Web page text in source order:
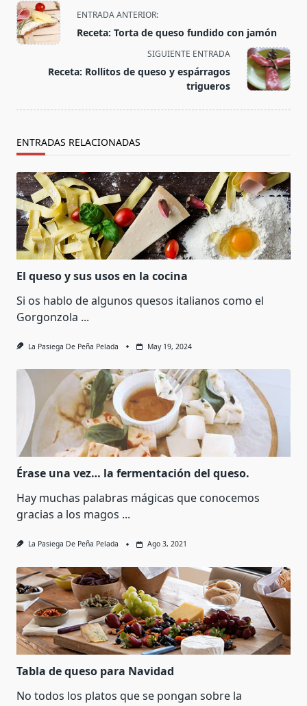
<span
class="nav-
subtitle
reader-
ENTRADA ANTERIOR:
Receta: Torta de queso fundido con jamón
SIGUIENTE ENTRADA
Receta: Rollitos de queso y espárragos
trigueros
ENTRADAS RELACIONADAS
El queso y sus usos en la cocina
Si os hablo de algunos quesos italianos como el
Gorgonzola ...
La Pasiega De Peña Pelada May 19, 2024
Érase una vez… la fermentación del queso.
Hay muchas palabras mágicas que conocemos
gracias a los magos ...
La Pasiega De Peña Pelada Ago 3, 2021
Tabla de queso para Navidad
No todos los platos que se pongan sobre la